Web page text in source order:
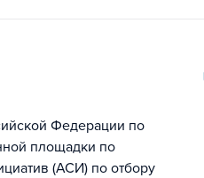
Федерации по
площадки по
(АСИ) по отбору